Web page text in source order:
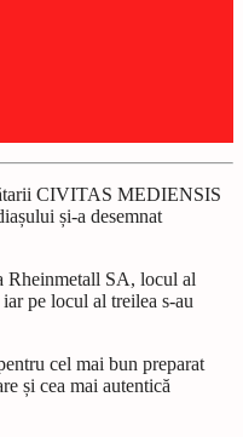
CIVITAS MEDIENSIS
și-a desemnat
Rheinmetall SA, locul al
pe locul al treilea s-au
cel mai bun preparat
și cea mai autentică